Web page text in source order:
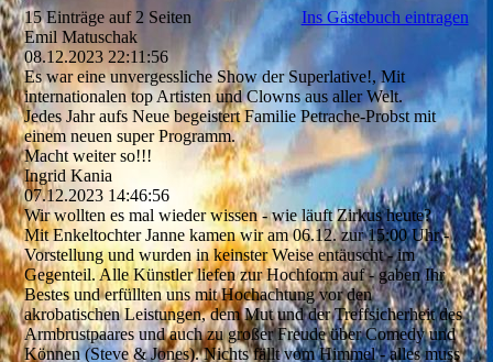
15 Einträge auf 2 Seiten
Ins Gästebuch eintragen
Emil Matuschak
08.12.2023 22:11:56
Es war eine unvergessliche Show der Superlative!, Mit
internationalen top Artisten und Clowns aus aller Welt.
Jedes Jahr aufs Neue begeistert Familie Petrache-Probst mit
einem neuen super Programm.
Macht weiter so!!!
Ingrid Kania
07.12.2023 14:46:56
Wir wollten es mal wieder wissen - wie läuft Zirkus heute?
Mit Enkeltochter Janne kamen wir am 06.12. zur 15:00 Uhr -
Vorstellung und wurden in keinster Weise entäuscht - im
Gegenteil. Alle Künstler liefen zur Hochform auf - gaben Ihr
Bestes und erfüllten uns mit Hochachtung vor den
akrobatischen Leistungen, dem Mut und der Treffsicherheit des
Armbrustpaares und auch zu großer Freude über Comedy und
Können (Steve & Jones). Nichts fällt vom Himmel - alles muss